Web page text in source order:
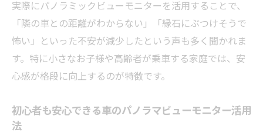
か
狭い道で活躍するパノラミックビューモニター
の特徴
車のパノラミックビューモニターが狭い道
で便利な理由
用術
実際にパノラミックビューモニターを活用することで、
「隣の車との距離がわからない」「縁石にぶつけそうで
怖い」といった不安が減少したという声も多く聞かれま
す。特に小さなお子様や高齢者が乗車する家庭では、安
心感が格段に向上するのが特徴です。
初心者も安心できる車のパノラマビューモニター活用
法